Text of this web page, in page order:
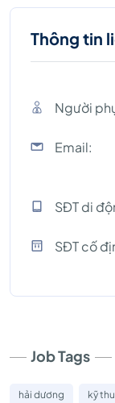
Thông tin
Người
Email:
SĐT di
SĐT cố
Job Tags
hải dương kỹ